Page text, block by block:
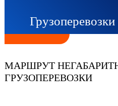
МАРШРУТ
ГРУЗОПЕРЕВОЗКИ